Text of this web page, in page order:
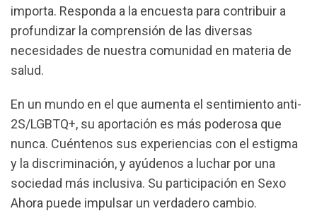
importa. Responda a la encuesta para contribuir a
profundizar la comprensión de las diversas
necesidades de nuestra comunidad en materia de
salud.
En un mundo en el que aumenta el sentimiento anti-
2S/LGBTQ+, su aportación es más poderosa que
nunca. Cuéntenos sus experiencias con el estigma
y la discriminación, y ayúdenos a luchar por una
sociedad más inclusiva. Su participación en Sexo
Ahora puede impulsar un verdadero cambio.